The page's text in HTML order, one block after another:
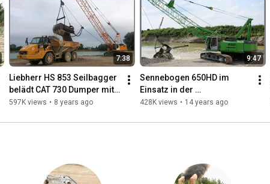
7:38
Liebherr HS 853 Seilbagger
belädt CAT 730 Dumper mit
Kies / dragline loading
597K views • 8 years ago
9:47
Sennebogen 650HD im
Einsatz in der
Kiesgewinnung /
Dragline grit open cast
428K views • 14 years ago